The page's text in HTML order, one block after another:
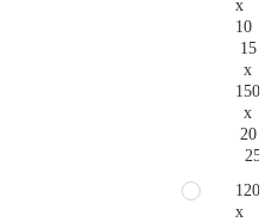
x
10
15
x
150
x
20
120
x